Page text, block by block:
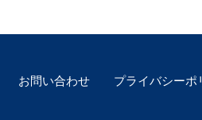
お問い合わせ プライバシーポ